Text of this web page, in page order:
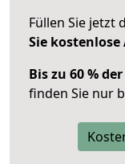
Füllen Sie jetzt
Sie
Bis zu 60 %
finden Sie nur